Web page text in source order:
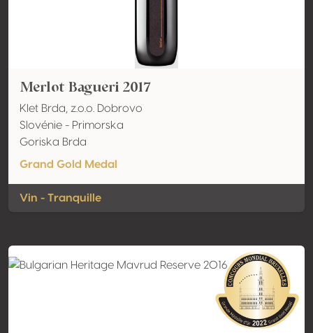
Merlot Bagueri 2017
Klet Brda, z.o.o. Dobrovo
Slovénie - Primorska
Goriska Brda
Grand Gold Medal
Vin - Tranquille